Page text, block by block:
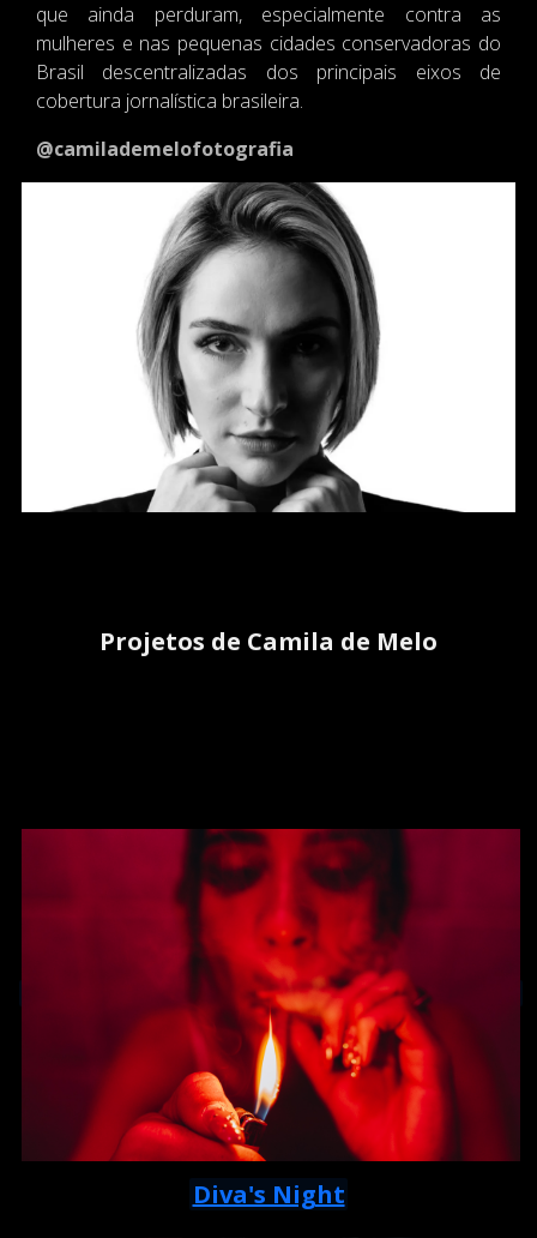
que ainda perduram, especialmente contra as
mulheres e nas pequenas cidades conservadoras do
Brasil descentralizadas dos principais eixos de
cobertura jornalística brasileira.
@camilademelofotografia
Projetos de Camila de Melo
Diva's Night